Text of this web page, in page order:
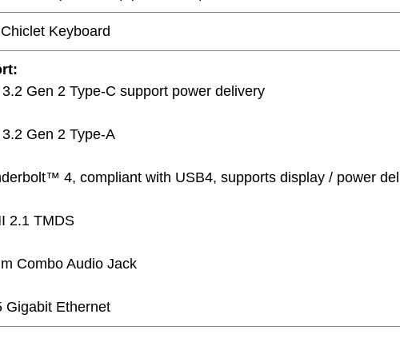
Chiclet Keyboard
Gen 2 Type-C support power delivery
Gen 2 Type-A
4, compliant with USB4, supports display / power
2.1 TMDS
Combo Audio Jack
Gigabit Ethernet